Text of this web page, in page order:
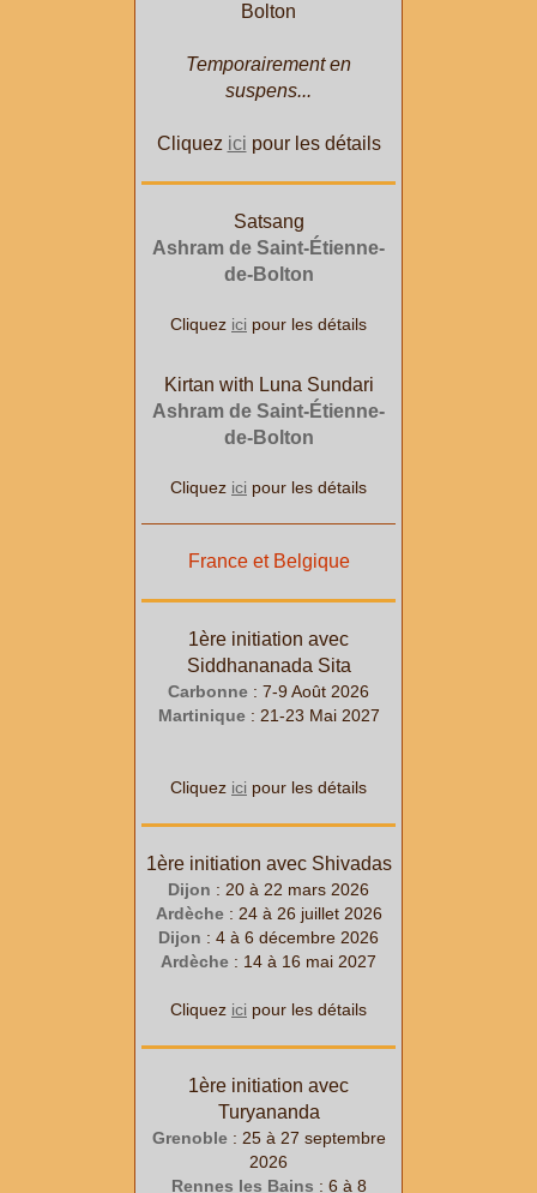
Bolton
Temporairement en
suspens...
Cliquez ici pour les détails
Satsang
Ashram de Saint-Étienne-
de-Bolton
Cliquez ici pour les détails
Kirtan with Luna Sundari
Ashram de Saint-Étienne-
de-Bolton
Cliquez ici pour les détails
France et Belgique
1ère initiation avec
Siddhananada Sita
Carbonne : 7-9 Août 2026
Martinique : 21-23 Mai 2027
Cliquez ici pour les détails
1ère initiation avec Shivadas
Dijon : 20 à 22 mars 2026
Ardèche: 24 à 26 juillet2026
Dijon : 4 à 6 décembre 2026
Ardèche : 14 à 16 mai 2027
Cliquez ici pour les détails
1ère initiation avec
Turyananda
Grenoble: 25 à 27 septembre
2026
Rennes les Bains : 6 à 8